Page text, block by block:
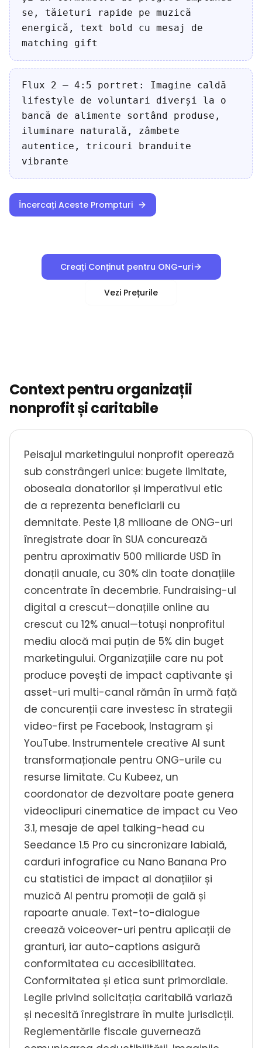
se, tăieturi rapide pe muzică
energică, text bold cu mesaj de
matching gift
Flux 2 — 4:5 portret: Imagine caldă
lifestyle de voluntari diverși la o
bancă de alimente sortând produse,
iluminare naturală, zâmbete
autentice, tricouri branduite
vibrante
Încercați Aceste Prompturi
Creați Conținut pentru ONG-uri
Vezi Prețurile
Context pentru organizații
nonprofit și caritabile
Peisajul marketingului nonprofit operează
sub constrângeri unice: bugete limitate,
oboseala donatorilor și imperativul etic
de a reprezenta beneficiarii cu
demnitate. Peste 1,8 milioane de ONG-uri
înregistrate doar în SUA concurează
pentru aproximativ 500 miliarde USD în
donații anuale, cu 30% din toate donațiile
concentrate în decembrie. Fundraising-ul
digital a crescut—donațiile online au
crescut cu 12% anual—totuși nonprofitul
mediu alocă mai puțin de 5% din buget
marketingului. Organizațiile care nu pot
produce povești de impact captivante și
asset-uri multi-canal rămân în urmă față
de concurenții care investesc în strategii
video-first pe Facebook, Instagram și
YouTube. Instrumentele creative AI sunt
transformaționale pentru ONG-urile cu
resurse limitate. Cu Kubeez, un
coordonator de dezvoltare poate genera
videoclipuri cinematice de impact cu Veo
3.1, mesaje de apel talking-head cu
Seedance 1.5 Pro cu sincronizare labială,
carduri infografice cu Nano Banana Pro
cu statistici de impact al donațiilor și
muzică AI pentru promoții de gală și
rapoarte anuale. Text-to-dialogue
creează voiceover-uri pentru aplicații de
granturi, iar auto-captions asigură
conformitatea cu accesibilitatea.
Conformitatea și etica sunt primordiale.
Legile privind solicitația caritabilă variază
și necesită înregistrare în multe jurisdicții.
Reglementările fiscale guvernează